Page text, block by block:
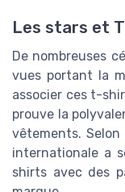
Les stars et
De nombreuses
vues portant la
associer ces t-
prouve la
vêtements.
internationale a
shirts avec des